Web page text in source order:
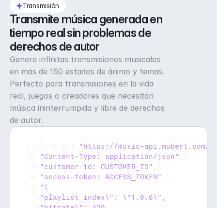
"https://music-
"Content-Type: application/json"
"customer-id: CUSTOMER_ID"
"access-token: ACCESS_TOKEN"
Transmisión
Transmite música generada en
tiempo real sin problemas de
derechos de autor
Genera infinitas transmisiones musicales
en más de 150 estados de ánimo y temas.
Perfecto para transmisiones en la vida
real, juegos o creadores que necesitan
música ininterrumpida y libre de derechos
de autor.